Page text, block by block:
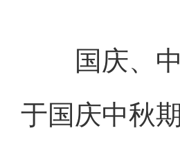
国庆、中
于国庆中秋